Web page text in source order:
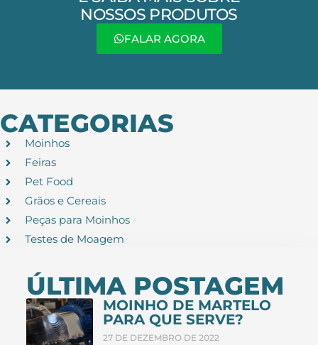
NOSSOS PRODUTOS
FALAR AGORA
CATEGORIAS
Moinhos
Feiras
Pet Food
Grãos e Cereais
Peças para Moinhos
Testes de Moagem
ÚLTIMA POSTAGEM
MOINHO DE MARTELO
PARA QUE SERVE?
27 DE DEZEMBRO DE 2022